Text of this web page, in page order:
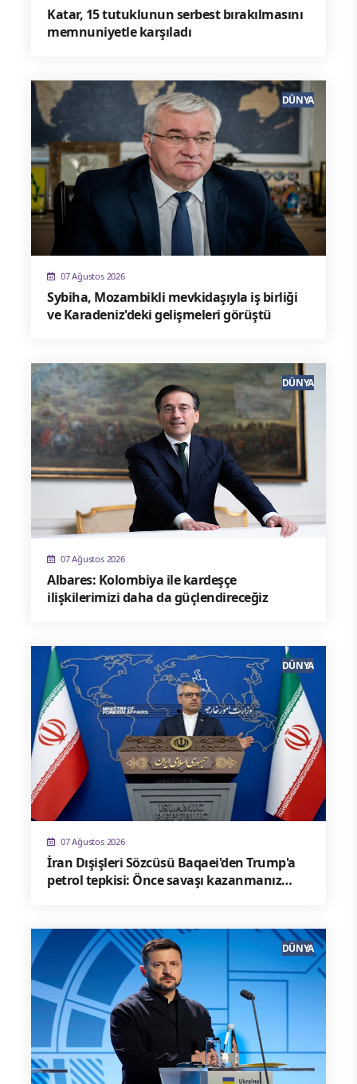
Katar, 15 tutuklunun serbest bırakılmasını
memnuniyetle karşıladı
07 Ağustos 2026
Sybiha, Mozambikli mevkidaşıyla iş birliği
ve Karadeniz'deki gelişmeleri görüştü
DÜNYA
07 Ağustos 2026
Albares: Kolombiya ile kardeşçe
ilişkilerimizi daha da güçlendireceğiz
DÜNYA
07 Ağustos 2026
İran Dışişleri Sözcüsü Baqaei'den Trump'a
petrol tepkisi: Önce savaşı kazanmanız
DÜNYA
DÜNYA